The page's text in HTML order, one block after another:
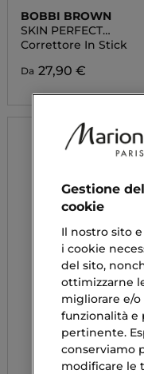
BOBBI BROWN
SKIN PERFECT
CONCEALER STICK
Correttore In Stick
Da 27,90 €
Gestione
cookie
Il nostro sito
i cookie
del sito,
ottimizzarne
migliorare e/o
funzionalità
pertinente.
conserviamo
modificare le